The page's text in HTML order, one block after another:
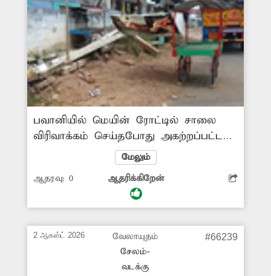
பவானியில் மெயின் ரோட்டில் சாலை
விரிவாக்கம் செய்தபோது அகற்றப்பட்ட
மின் கம்பங்கள் நடை பாதை ஓரத்தில்
வைக்கப்பட்டன. ஆனால் 4 மாதங்கள்
ஆகியும் அந்த மின்கம்பங்கள்
அப்புறப்படுத்தப்படவில்லை. இதனால்
ஏற்பட்டுள்ளது. மின்கம்பங்களை அகற்ற
அதிகாரிகள் நடவடிக்கை எடுக்க முன்வர
மேலும்
ஆதரவு: 0 ஆதரிக்கிறேன்
2 ஆகஸ்ட் 2026
வேலாயுதம்
சேலம்-
வடக்கு
#66239